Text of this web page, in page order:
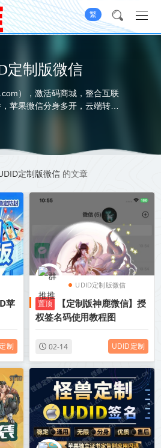
繁
定制版微信
），激活码商城，整合互联
苹果微信分身多开，云端转发
，苹果UDID定制服务，本着绿
自助的软件平台，承诺不满意
，我承诺-我做到
定制版微信 的文章
苹
制
UDID定制版微信
苹果UDID定制
置顶
【定制版神鹿微信】授
权签名码使用教程图
02-14 UDID定制